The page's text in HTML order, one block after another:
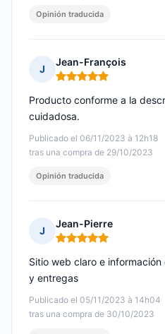
Opinión traducida
J
Jean-François
Nota: 5 de 5
Publicado el 06/11/2023 à 12h18
tras una compra de 29/10/2023
Producto conforme a la
cuidadosa.
Opinión traducida
J
Jean-Pierre
Nota: 5 de 5
Publicado el 05/11/2023 à 14h04
tras una compra de 30/10/2023
Sitio web claro e
y entregas